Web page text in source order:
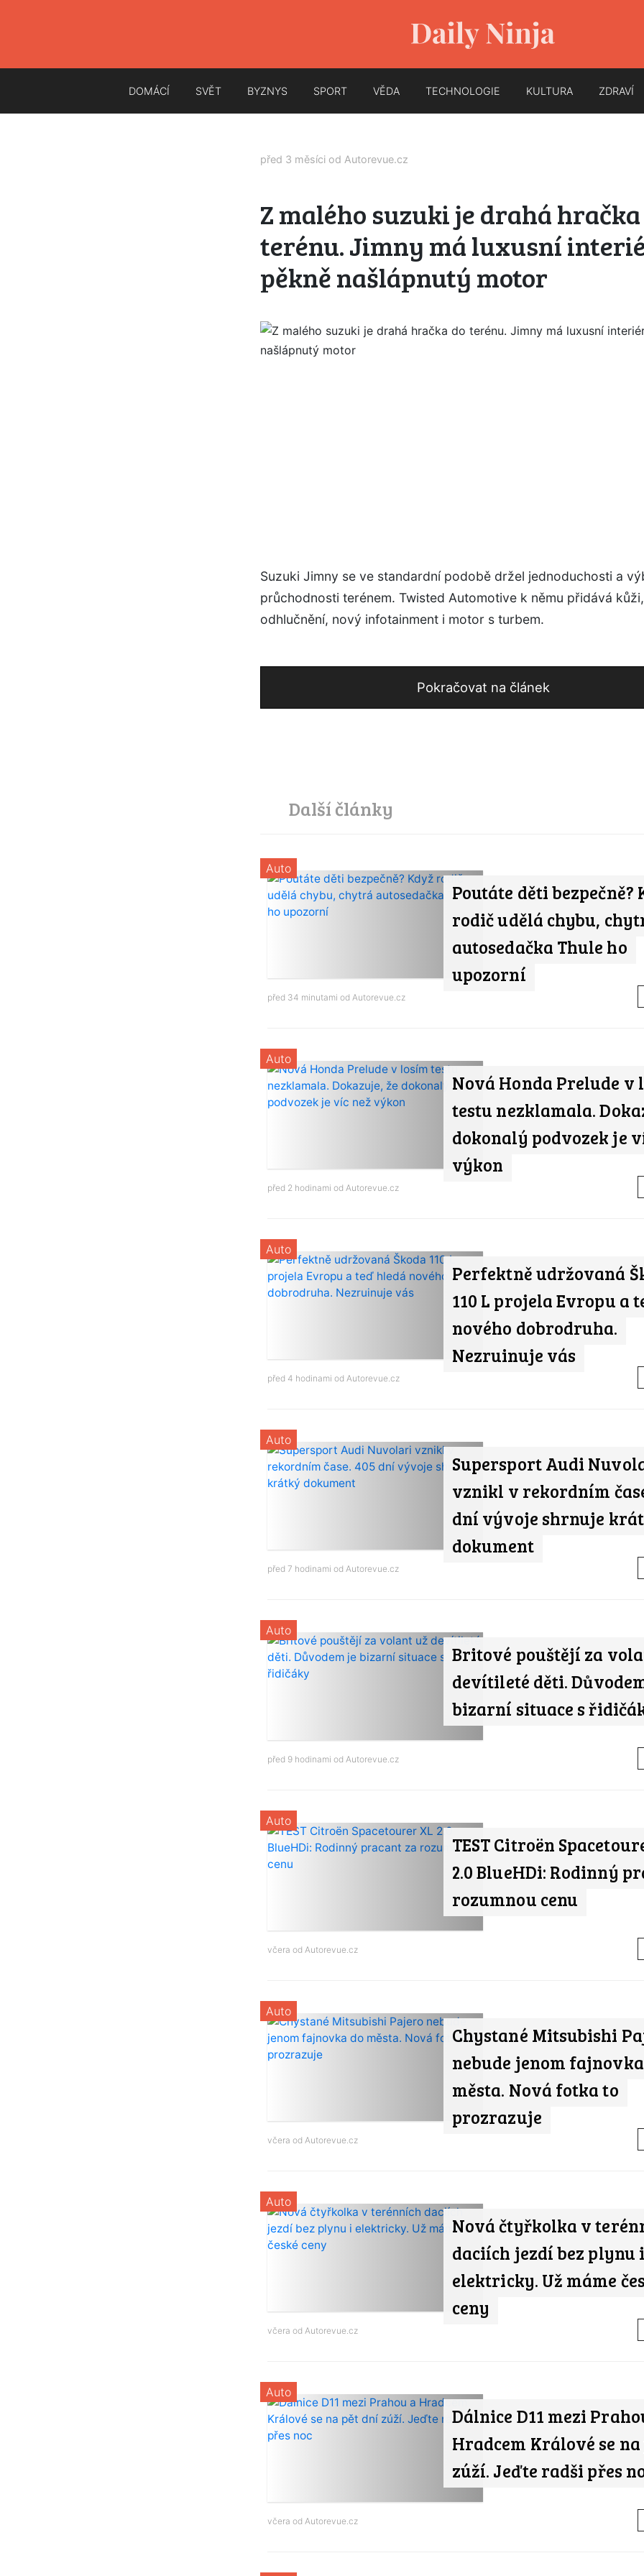
DOMÁCÍ SVĚT BYZNYS SPORT VĚDA TECHNOLOGIE KULTURA ZDRAVÍ
před 3 měsíci od Autorevue.cz
Z malého suzuki je drahá
terénu. Jimny má luxusní
pěkně našlápnutý motor
Suzuki Jimny se ve standardní podobě držel jednoduchosti a
průchodnosti terénem. Twisted Automotive k němu přidává
odhlučnění, nový infotainment i motor s turbem.
Pokračovat na článek
Další články
Poutáte děti bezpečně?
rodič udělá chybu,
autosedačka Thule ho
upozorní
Auto
před 34 minutami od Autorevue.cz
Nová Honda Prelude v
testu nezklamala.
dokonalý podvozek je
výkon
Auto
před 2 hodinami od Autorevue.cz
Perfektně udržovaná
110 L projela Evropu a
nového dobrodruha.
Nezruinuje vás
Auto
před 4 hodinami od Autorevue.cz
Supersport Audi
vznikl v rekordním
dní vývoje shrnuje
dokument
Auto
před 7 hodinami od Autorevue.cz
Britové pouštějí za
devítileté děti.
bizarní situace s
Auto
před 9 hodinami od Autorevue.cz
TEST Citroën
2.0 BlueHDi: Rodinný
rozumnou cenu
Auto
včera od Autorevue.cz
Chystané Mitsubishi
nebude jenom
města. Nová fotka to
prozrazuje
Auto
včera od Autorevue.cz
Nová čtyřkolka v
daciích jezdí bez plynu i
elektricky. Už máme
ceny
Auto
včera od Autorevue.cz
Dálnice D11 mezi
Hradcem Králové se
zúží. Jeďte radši přes
Auto
včera od Autorevue.cz